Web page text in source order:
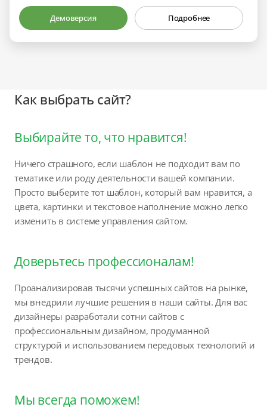
Демоверсия Подробнее
Как выбрать сайт?
Выбирайте то, что нравится!
Ничего страшного, если шаблон не подходит вам по
тематике или роду деятельности вашей компании.
Просто выберите тот шаблон, который вам нравится, а
цвета, картинки и текстовое наполнение можно легко
изменить в системе управления сайтом.
Доверьтесь профессионалам!
Проанализировав тысячи успешных сайтов на рынке,
мы внедрили лучшие решения в наши сайты. Для вас
дизайнеры разработали сотни сайтов с
профессиональным дизайном, продуманной
структурой и использованием передовых технологий и
трендов.
Мы всегда поможем!